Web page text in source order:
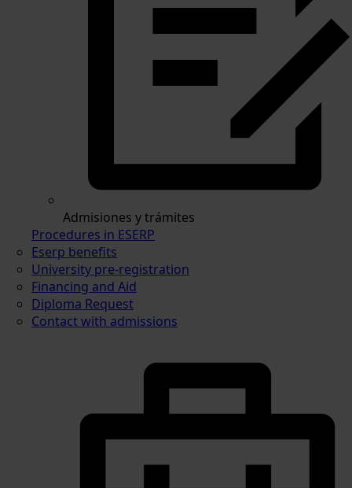
Admisiones y trámites
Procedures in ESERP
Eserp benefits
University pre-registration
Financing and Aid
Diploma Request
Contact with admissions